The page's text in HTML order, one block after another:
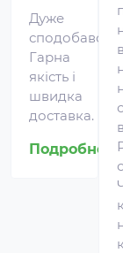
Дуже
сподобався.
Гарна
якість і
швидка
доставка.
Подробнее